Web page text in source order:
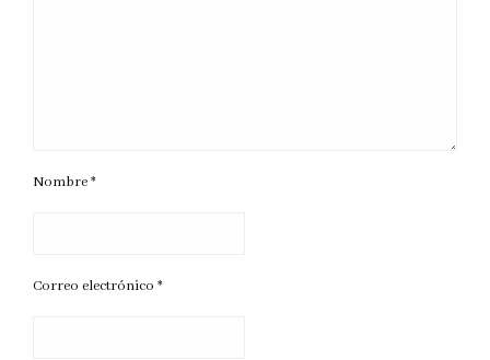
Nombre*
Correo electrónico *